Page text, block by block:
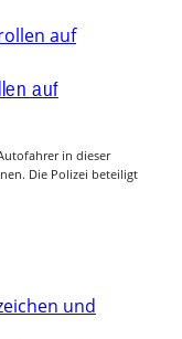
auf
in dieser
Die Polizei beteiligt